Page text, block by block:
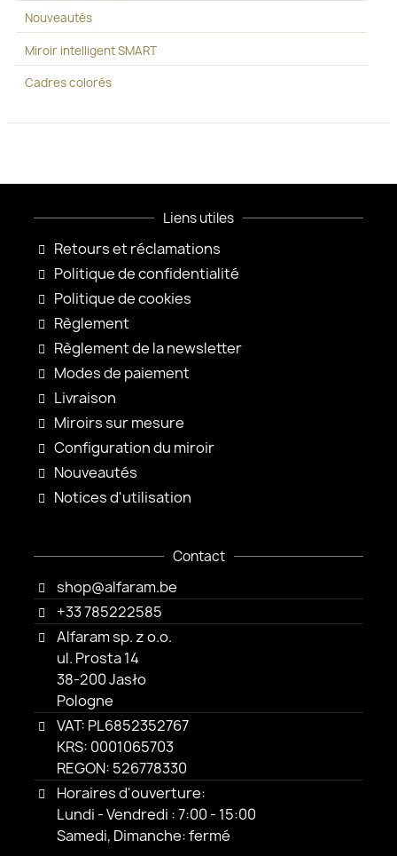
Nouveautés
Miroir intelligent SMART
Cadres colorés
Liens utiles
Retours et réclamations
Politique de confidentialité
Politique de cookies
Règlement
Règlement de la newsletter
Modes de paiement
Livraison
Miroirs sur mesure
Configuration du miroir
Nouveautés
Notices d'utilisation
Contact
shop@alfaram.be
+33 785222585
Alfaram sp. z o.o.
ul. Prosta 14
38-200 Jasło
Pologne
VAT: PL6852352767
KRS: 0001065703
REGON: 526778330
Horaires d'ouverture:
Lundi - Vendredi : 7:00 - 15:00
Samedi, Dimanche: fermé